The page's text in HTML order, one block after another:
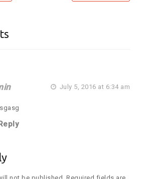
July 5, 2016 at 6:34 am